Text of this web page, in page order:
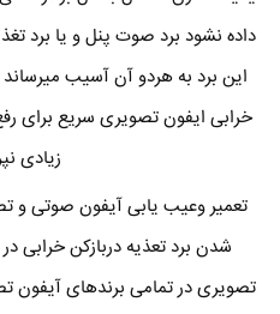
داده نشود برد صوت پنل و یا برد
این برد به هردو آن آسیب
خرابی ایفون تصویری سریع برای
زیادی
تعمیر وعیب یابی آیفون صوتی و
شدن برد تعذیه دربازکن خرابی
تصویری در تمامی برندهای آیفون